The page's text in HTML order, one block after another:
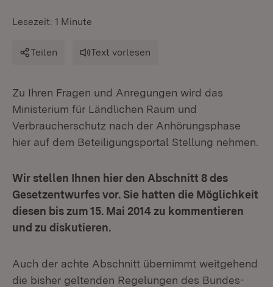
Lesezeit: 1 Minute
Teilen Text vorlesen
Zu Ihren Fragen und Anregungen wird das
Ministerium für Ländlichen Raum und
Verbraucherschutz nach der Anhörungsphase
hier auf dem Beteiligungsportal Stellung nehmen.
Wir stellen Ihnen hier den Abschnitt 8 des
Gesetzentwurfes vor. Sie hatten die Möglichkeit
diesen bis zum 15. Mai 2014 zu kommentieren
und zu diskutieren.
Auch der achte Abschnitt übernimmt weitgehend
die bisher geltenden Regelungen des Bundes-